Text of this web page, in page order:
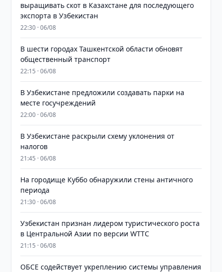
выращивать скот в Казахстане для последующего
экспорта в Узбекистан
22:30 · 06/08
В шести городах Ташкентской области обновят
общественный транспорт
22:15 · 06/08
В Узбекистане предложили создавать парки на
месте госучреждений
22:00 · 06/08
В Узбекистане раскрыли схему уклонения от
налогов
21:45 · 06/08
На городище Куббо обнаружили стены античного
периода
21:30 · 06/08
Узбекистан признан лидером туристического роста
в Центральной Азии по версии WTTC
21:15 · 06/08
ОБСЕ содействует укреплению системы управления